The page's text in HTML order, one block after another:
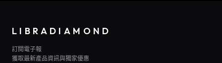
LIBRADIAMOND
訂閱電子報
獲取最新產品資訊與獨家優惠